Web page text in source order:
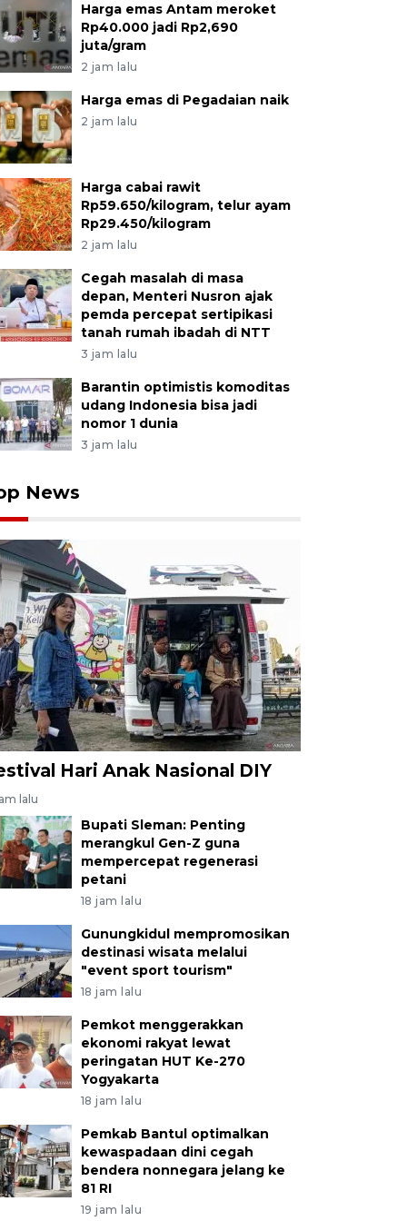
Harga emas Antam meroket
Rp40.000 jadi Rp2,690
juta/gram
2 jam lalu
Harga emas di Pegadaian naik
2 jam lalu
Harga cabai rawit
Rp59.650/kilogram, telur ayam
Rp29.450/kilogram
2 jam lalu
Cegah masalah di masa
depan, Menteri Nusron ajak
pemda percepat sertipikasi
tanah rumah ibadah di NTT
3 jam lalu
Barantin optimistis komoditas
udang Indonesia bisa jadi
nomor 1 dunia
3 jam lalu
News
Hari Anak Nasional DIY
lalu
Bupati Sleman: Penting
merangkul Gen-Z guna
mempercepat regenerasi
petani
18 jam lalu
Gunungkidul mempromosikan
destinasi wisata melalui
"event sport tourism"
18 jam lalu
Pemkot menggerakkan
ekonomi rakyat lewat
peringatan HUT Ke-270
Yogyakarta
18 jam lalu
Pemkab Bantul optimalkan
kewaspadaan dini cegah
bendera nonnegara jelang ke
81 RI
19 jam lalu